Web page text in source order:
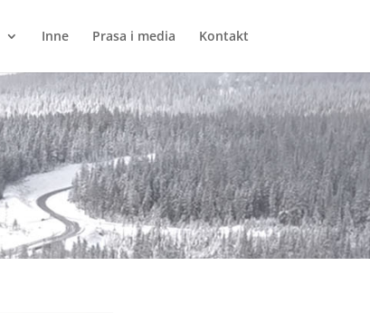
Inne Prasa i media Kontakt